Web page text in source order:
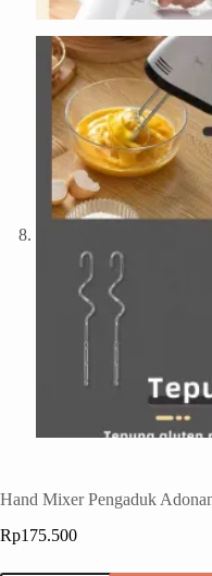
Hand Mixer Pengaduk
Rp175.500